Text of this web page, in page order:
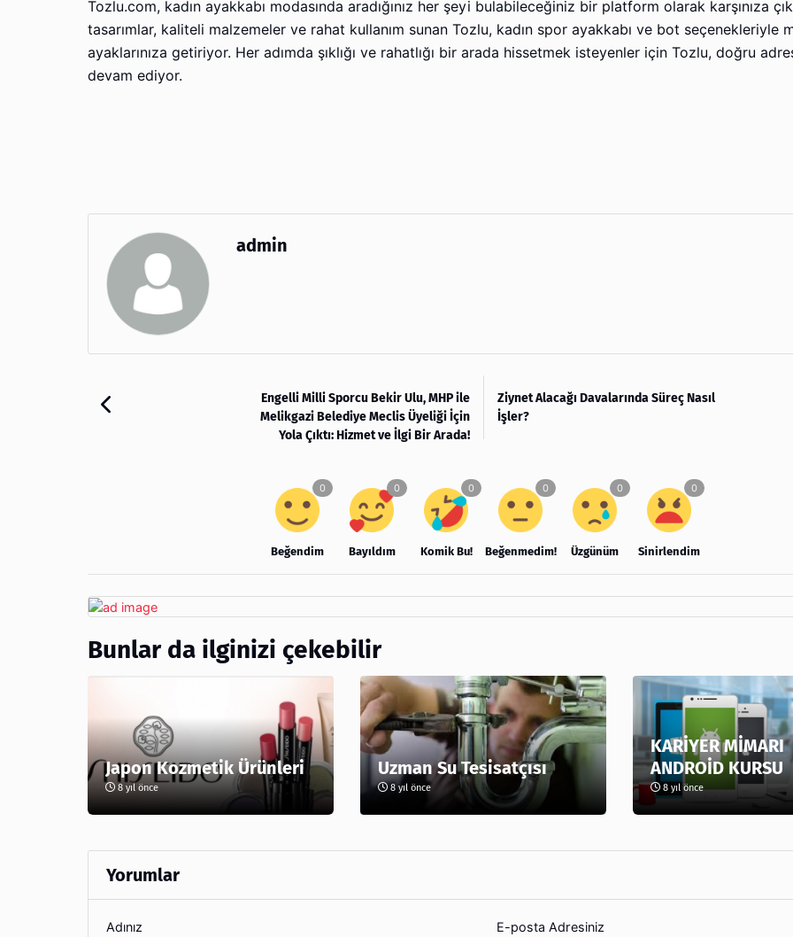
Tozlu.com, kadın ayakkabı modasında aradığınız her şeyi bulabileceğiniz bir platform olarak karşınıza
tasarımlar, kaliteli malzemeler ve rahat kullanım sunan Tozlu, kadın spor ayakkabı ve bot seçenekleriyle
ayaklarınıza getiriyor. Her adımda şıklığı ve rahatlığı bir arada hissetmek isteyenler için Tozlu, doğru
devam ediyor.
admin
Engelli Milli Sporcu Bekir Ulu, MHP ile
Melikgazi Belediye Meclis Üyeliği İçin
Yola Çıktı: Hizmet ve İlgi Bir Arada!
Ziynet Alacağı Davalarında Süreç Nasıl
İşler?
Beğendim Bayıldım Komik Bu! Beğenmedim! Üzgünüm Sinirlendim
Bunlar da ilginizi çekebilir
Japon Kozmetik Ürünleri
8 yıl önce
Uzman Su Tesisatçısı
8 yıl önce
KARİYER MİMARI
ANDROİD KURSU
8 yıl önce
Yorumlar
Adınız E-posta Adresiniz